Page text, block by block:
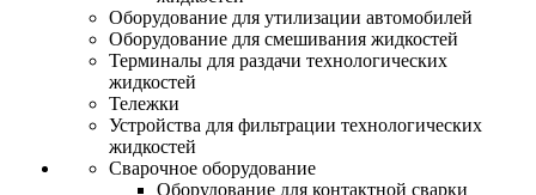
Оборудование для утилизации автомобилей
Оборудование для смешивания жидкостей
Терминалы для раздачи технологических
жидкостей
Тележки
Устройства для фильтрации технологических
жидкостей
Сварочное оборудование
Оборудование для контактной сварки